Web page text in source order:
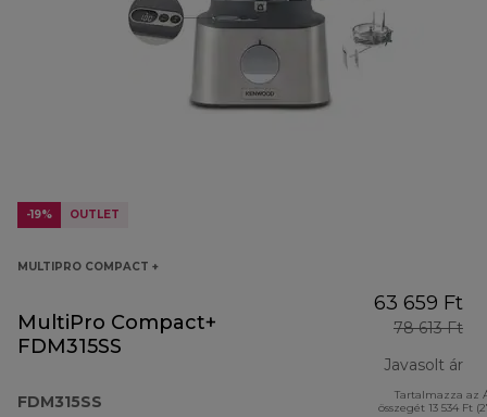
-19% OUTLET
MULTIPRO COMPACT +
MultiPro Compact+
FDM315SS
FDM315SS
63 659 Ft
78 613 Ft
Javasolt ár
Tartalmazza az
összegét 13 534 Ft